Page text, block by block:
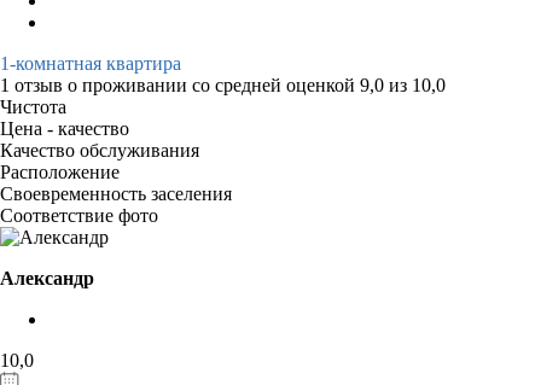
1-комнатная квартира
1 отзыв о проживании со средней оценкой 9,0 из 10,0
Чистота
Цена - качество
Качество обслуживания
Расположение
Своевременность заселения
Соответствие фото
Александр
10,0